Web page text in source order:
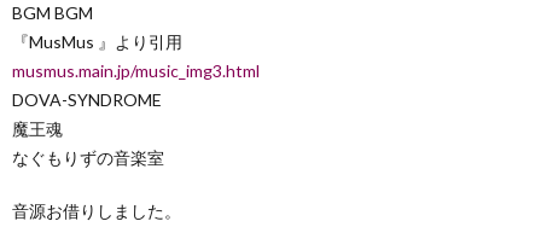
BGM BGM
『MusMus 』より引用
musmus.main.jp/music_img3.html
DOVA-SYNDROME
魔王魂
なぐもりずの音楽室
音源お借りしました。